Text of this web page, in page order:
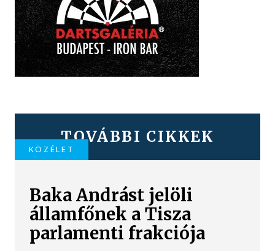
TOVÁBBI CIKKEK
KÖZÉLET
Baka Andrást jelöli
államfőnek a Tisza
parlamenti frakciója